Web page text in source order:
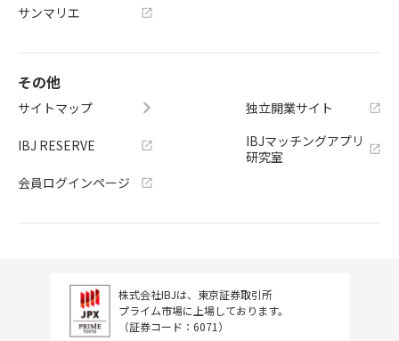
サンマリエ
その他
サイトマップ
IBJ RESERVE
会員ログインページ
独立開業サイト
IBJマッチングアプリ
研究室
株式会社IBJは、東京証券取引所
プライム市場に上場しております。
（証券コード：6071）